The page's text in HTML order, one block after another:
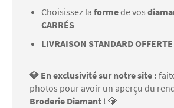
Choisissez la formede vos
CARRÉS
LIVRAISON STANDARD OFFERTE
💎 En exclusivité sur notre site :
photos pour avoir un aperçu du
Broderie Diamant ! 💎